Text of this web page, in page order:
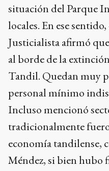
Justicialista afirmó que
al borde de la
Tandil. Quedan muy
personal mínimo
Incluso mencionó
tradicionalmente
economía tandilense,
Méndez, si bien hubo
actividad, en términos
decreciendo año tras